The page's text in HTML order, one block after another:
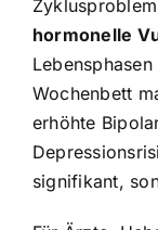
hormonelle
Wochenbett
erhöhte
signifikant,